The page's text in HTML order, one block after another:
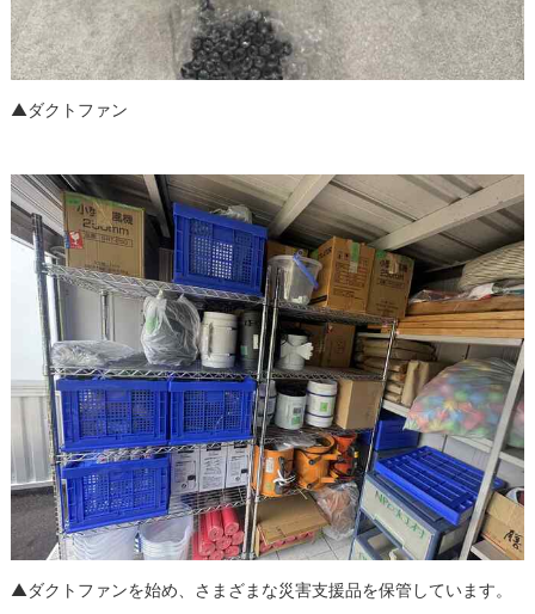
▲ダクトファン
▲ダクトファンを始め、さまざまな災害支援品を保管しています。